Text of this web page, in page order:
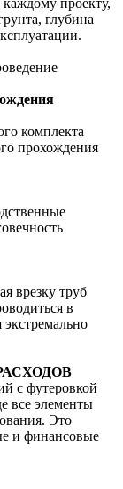
глубина
комплекта
прохождения
врезку труб
в
с футеровкой
все элементы
Это
и финансовые